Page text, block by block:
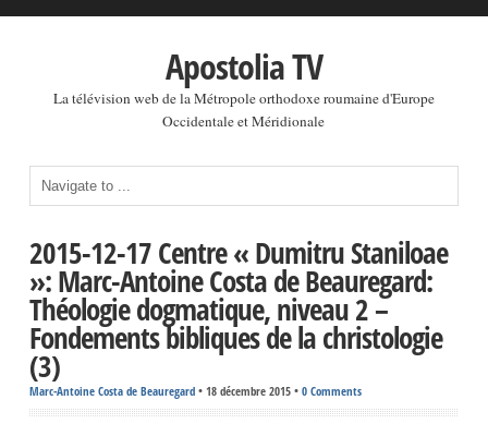
Apostolia TV
La télévision web de la Métropole orthodoxe roumaine d'Europe
Occidentale et Méridionale
2015-12-17 Centre « Dumitru Staniloae
»: Marc-Antoine Costa de Beauregard:
Théologie dogmatique, niveau 2 –
Fondements bibliques de la christologie
(3)
Marc-Antoine Costa de Beauregard• 18 décembre 2015 • 0 Comments